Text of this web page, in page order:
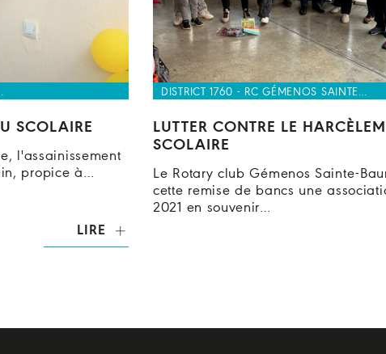
SCOLAIRE
l'assainissement
propice à…
LIRE
DISTRICT 1760 - RC GÉMENOS SAINTE…
LUTTER CONTRE LE
SCOLAIRE
Le Rotary club Gémenos Sainte-
cette remise de bancs une
2021 en souvenir…